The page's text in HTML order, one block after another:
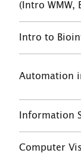
(Intro WMW,
Intro to
Automation
Information
Computer